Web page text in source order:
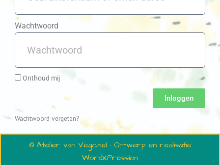
Wachtwoord
Onthoud mij
Inloggen
Wachtwoord vergeten?
© Atelier van Vegchel · Ontwerp en realisatie
WordXPression